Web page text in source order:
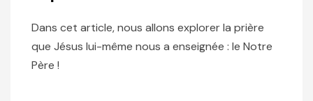
Dans cet article, nous allons explorer la prière
que Jésus lui-même nous a enseignée : le Notre
Père !